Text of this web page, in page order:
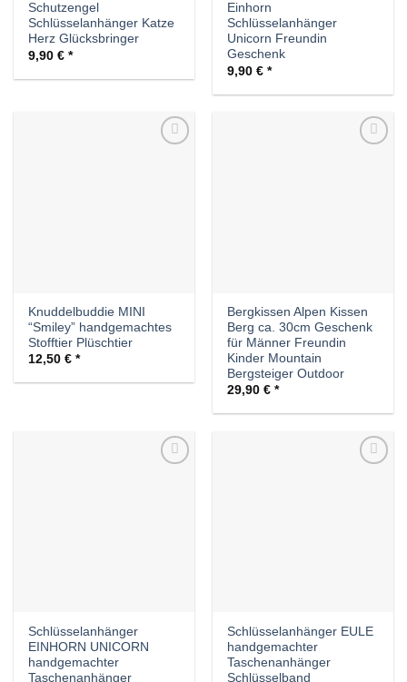
Schutzengel
Schlüsselanhänger Katze
Herz Glücksbringer
9,90€
Einhorn
Schlüsselanhänger
Unicorn Freundin
Geschenk
9,90€
Knuddelbuddie MINI
“Smiley” handgemachtes
Stofftier Plüschtier
12,50€
Bergkissen Alpen Kissen
Berg ca. 30cm Geschenk
für Männer Freundin
Kinder Mountain
Bergsteiger Outdoor
29,90€
Schlüsselanhänger
EINHORN UNICORN
handgemachter
Taschenanhänger
Schlüsselanhänger EULE
handgemachter
Taschenanhänger
Schlüsselband